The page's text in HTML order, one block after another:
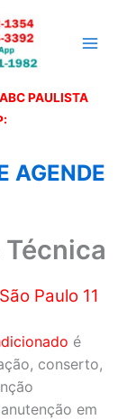
PAULISTA
AGENDE
Paulo 11
é
conserto,
em